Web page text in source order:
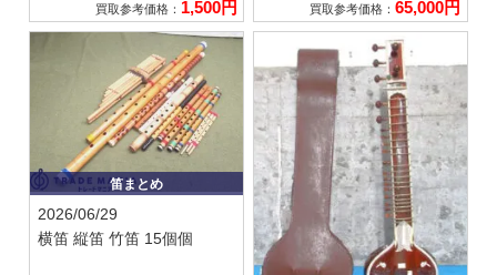
買取参考価格： 1,500円 買取参考価格：65,000円
笛まとめ
2026/06/29
横笛 縦笛 竹笛 15個個